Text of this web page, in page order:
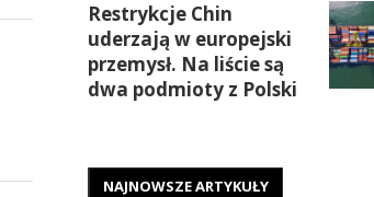
Restrykcje Chin
uderzają w europejski
przemysł. Na liście są
dwa podmioty z Polski
NAJNOWSZE ARTYKUŁY